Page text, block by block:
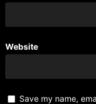
Website
Save my name,